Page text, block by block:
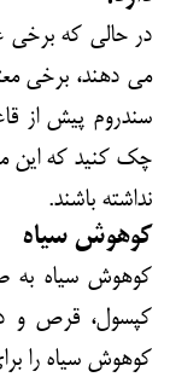
در حالی که برخی
می دهند، برخی
سندروم پیش از
چک کنید که این
نداشته باشند.
کوهوش سیاه
کوهوش سیاه به
کپسول، قرص و
کوهوش سیاه را